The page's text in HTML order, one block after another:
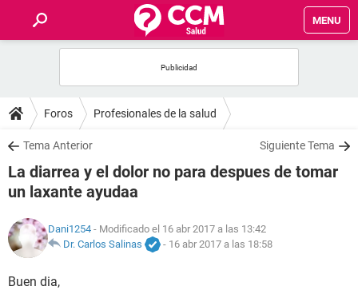
MENU
FOROS
SALUD
FAMILIA
NUTRICIÓN
Foros Profesionales de la salud
Tema Anterior Siguiente Tema
La diarrea y el dolor no para despues de tomar
un laxante ayudaa
Dani1254 - Modificado el 16 abr 2017 a las 13:42
Dr. Carlos Salinas
- 16 abr 2017 a las 18:58
Buen dia,